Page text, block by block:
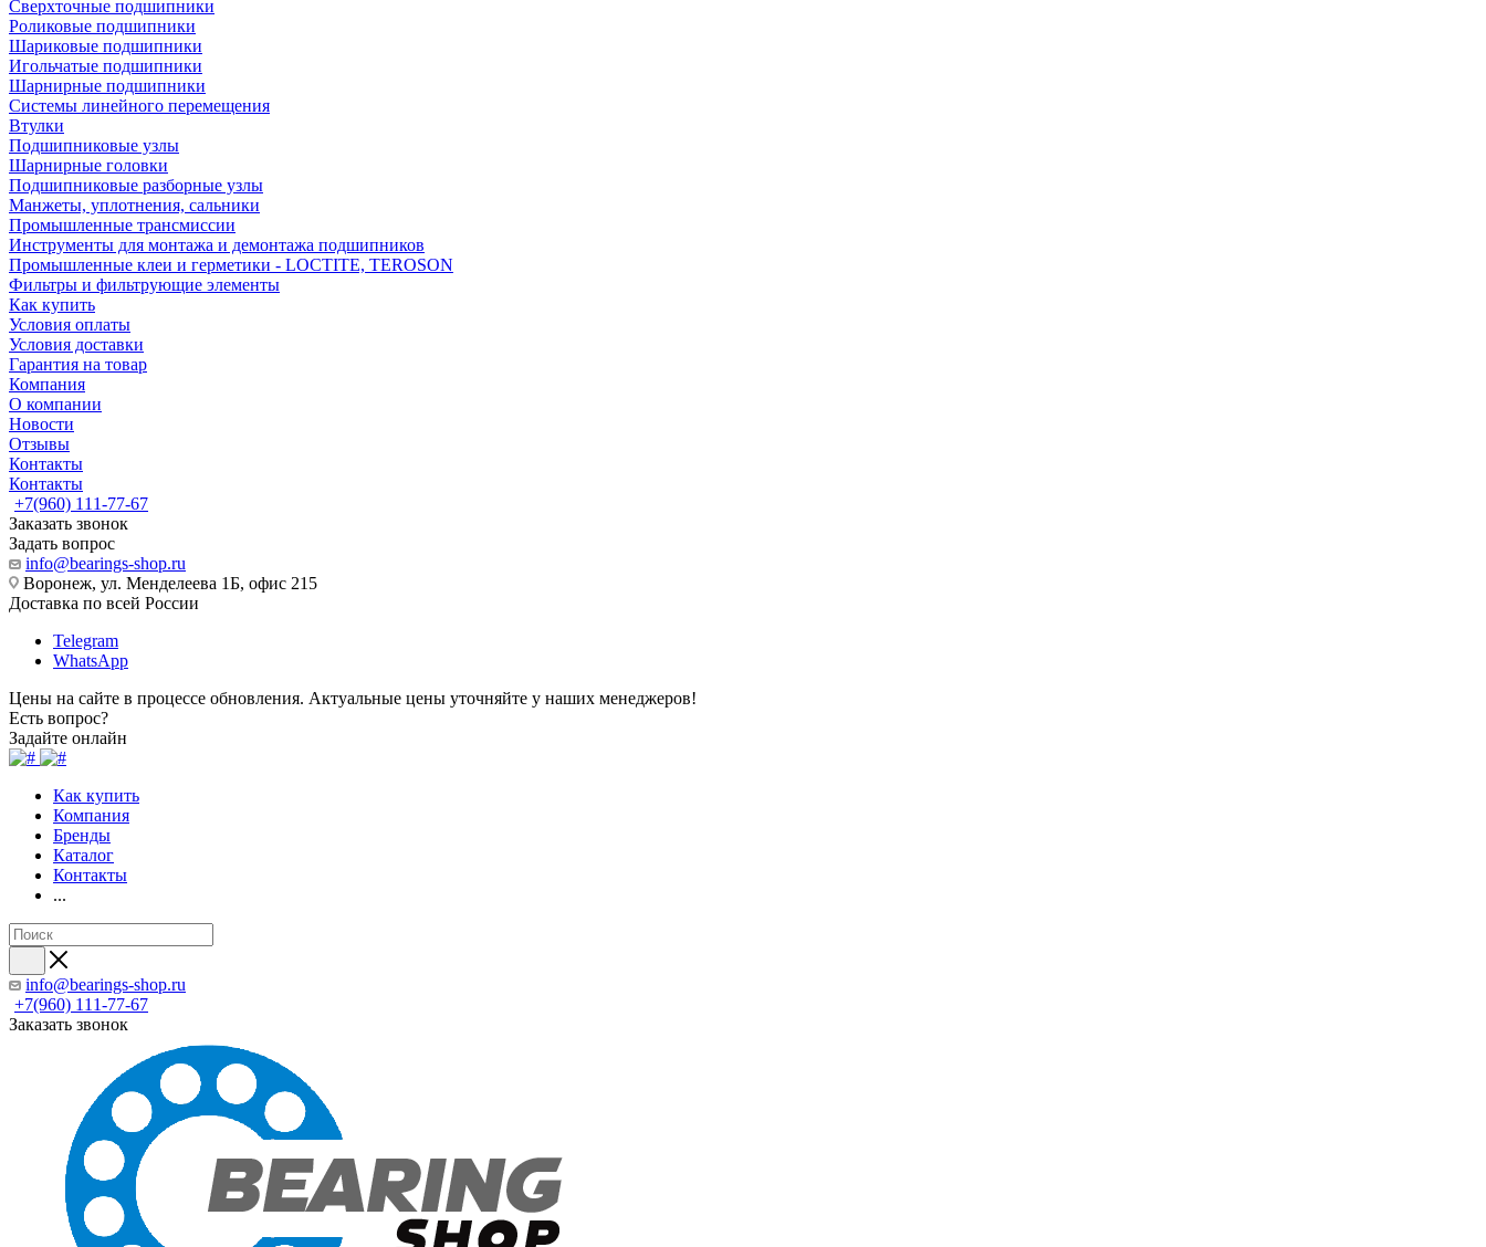
Сверхточные подшипники
Роликовые подшипники
Шариковые подшипники
Игольчатые подшипники
Шарнирные подшипники
Системы линейного перемещения
Втулки
Подшипниковые узлы
Шарнирные головки
Подшипниковые разборные узлы
Манжеты, уплотнения, сальники
Промышленные трансмиссии
Инструменты для монтажа и демонтажа подшипников
Промышленные клеи и герметики - LOCTITE, TEROSON
Фильтры и фильтрующие элементы
Как купить
Условия оплаты
Условия доставки
Гарантия на товар
Компания
О компании
Новости
Отзывы
Контакты
Контакты
+7(960) 111-77-67
Заказать звонок
Задать вопрос
info@bearings-shop.ru
Воронеж, ул. Менделеева 1Б, офис 215
Доставка по всей России
Telegram
WhatsApp
Цены на сайте в процессе обновления. Актуальные цены уточняйте у наших менеджеров!
Есть вопрос?
Задайте онлайн
Как купить
Компания
Бренды
Каталог
Контакты
...
info@bearings-shop.ru
+7(960) 111-77-67
Заказать звонок